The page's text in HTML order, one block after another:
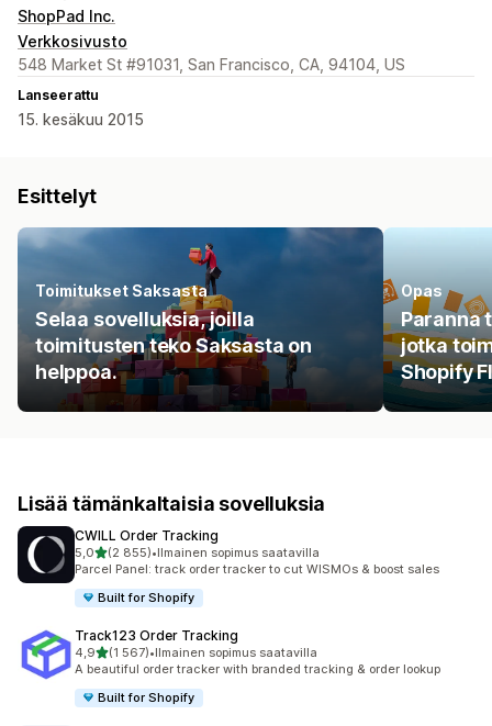
ShopPad Inc.
Verkkosivusto
548 Market St #91031, San Francisco, CA, 94104, US
Lanseerattu
15. kesäkuu 2015
Esittelyt
Toimitukset Saksasta
Selaa sovelluksia, joilla
toimitusten teko Saksasta on
helppoa.
Opas
Paranna
jotka
Shopify
Lisää tämänkaltaisia sovelluksia
CWILL Order Tracking
5,0/ 5 tähteä
(2 855)
2855 arvostelua yhteensä
•Ilmainen sopimus saatavilla
Parcel Panel: track order tracker to cut WISMOs & boost sales
Built for Shopify
Track123 Order Tracking
4,9/ 5 tähteä
(1 567)
1567 arvostelua yhteensä
•Ilmainen sopimus saatavilla
A beautiful order tracker with branded tracking & order lookup
Built for Shopify